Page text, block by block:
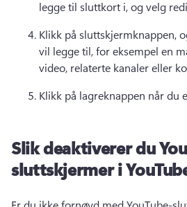
legge til sluttkort i, og velg
Klikk på sluttskjermknappen,
vil legge til, for eksempel en
video, relaterte kanaler eller
Klikk på lagreknappen når du
Slik deaktiverer du
sluttskjermer i